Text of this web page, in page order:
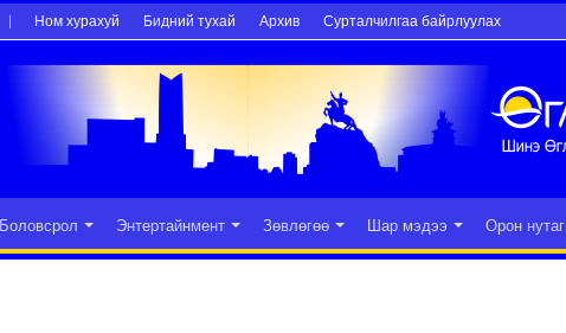
Ном хурахуй Бидний тухай Архив Сурталчилгаа байрлуулах
Боловсрол Энтертайнмент Зөвлөгөө Шар мэдээ Орон нутаг